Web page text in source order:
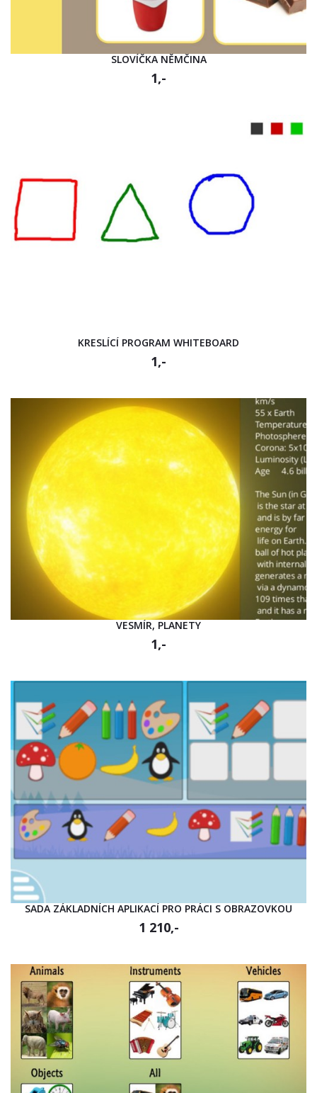
SLOVÍČKA NĚMČINA
1,-
KRESLÍCÍ PROGRAM WHITEBOARD
1,-
VESMÍR, PLANETY
1,-
SADA ZÁKLADNÍCH APLIKACÍ PRO PRÁCI S OBRAZOVKOU
1 210,-